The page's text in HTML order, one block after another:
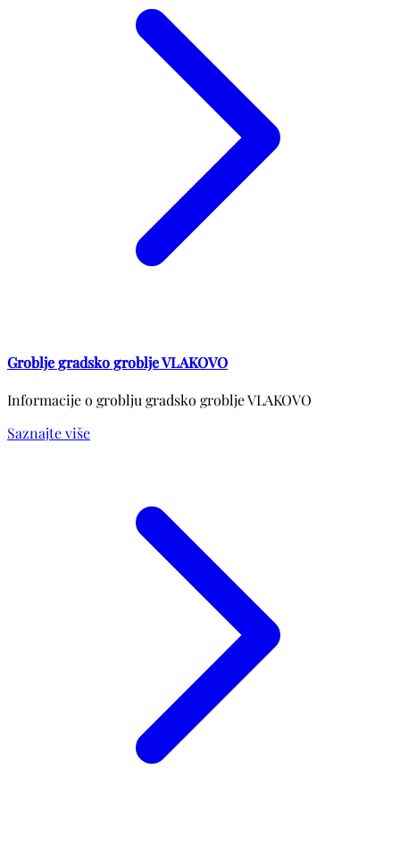
Groblje gradsko groblje VLAKOVO
Informacije o groblju gradsko groblje VLAKOVO
Saznajte više